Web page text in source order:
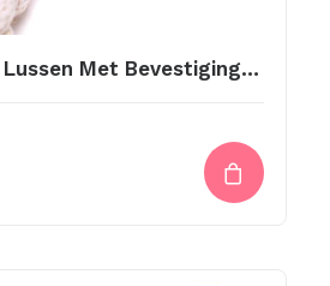
Pannenlappen Lussen Met Bevestiging Schroef Too Hot To Handle 12 Br